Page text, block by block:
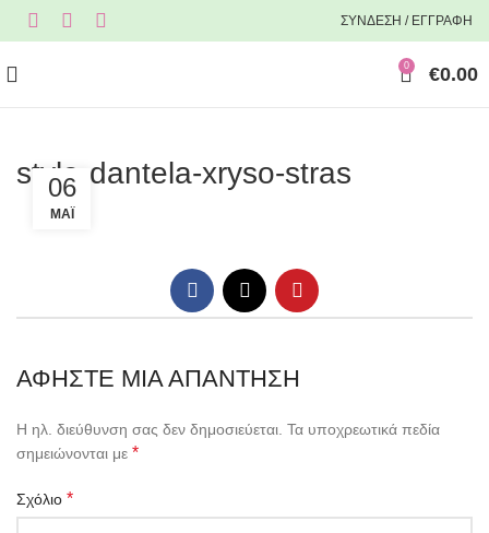
ΣΥΝΔΕΣΗ / ΕΓΓΡΑΦΗ
0 €0.00
stylo-dantela-xryso-stras
06
ΜΆΙ
ΑΦΉΣΤΕ ΜΙΑ ΑΠΆΝΤΗΣΗ
Η ηλ. διεύθυνση σας δεν δημοσιεύεται. Τα υποχρεωτικά πεδία
σημειώνονται με *
Σχόλιο *